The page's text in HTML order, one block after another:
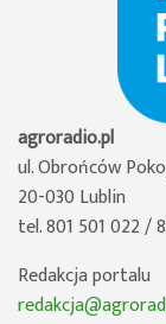
agroradio.pl
ul. Obrońców
20-030 Lublin
tel. 801 501 022 /
Redakcja portalu